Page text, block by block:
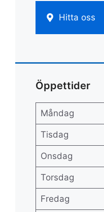
Hitta oss
Öppettider
Måndag
Tisdag
Onsdag
Torsdag
Fredag